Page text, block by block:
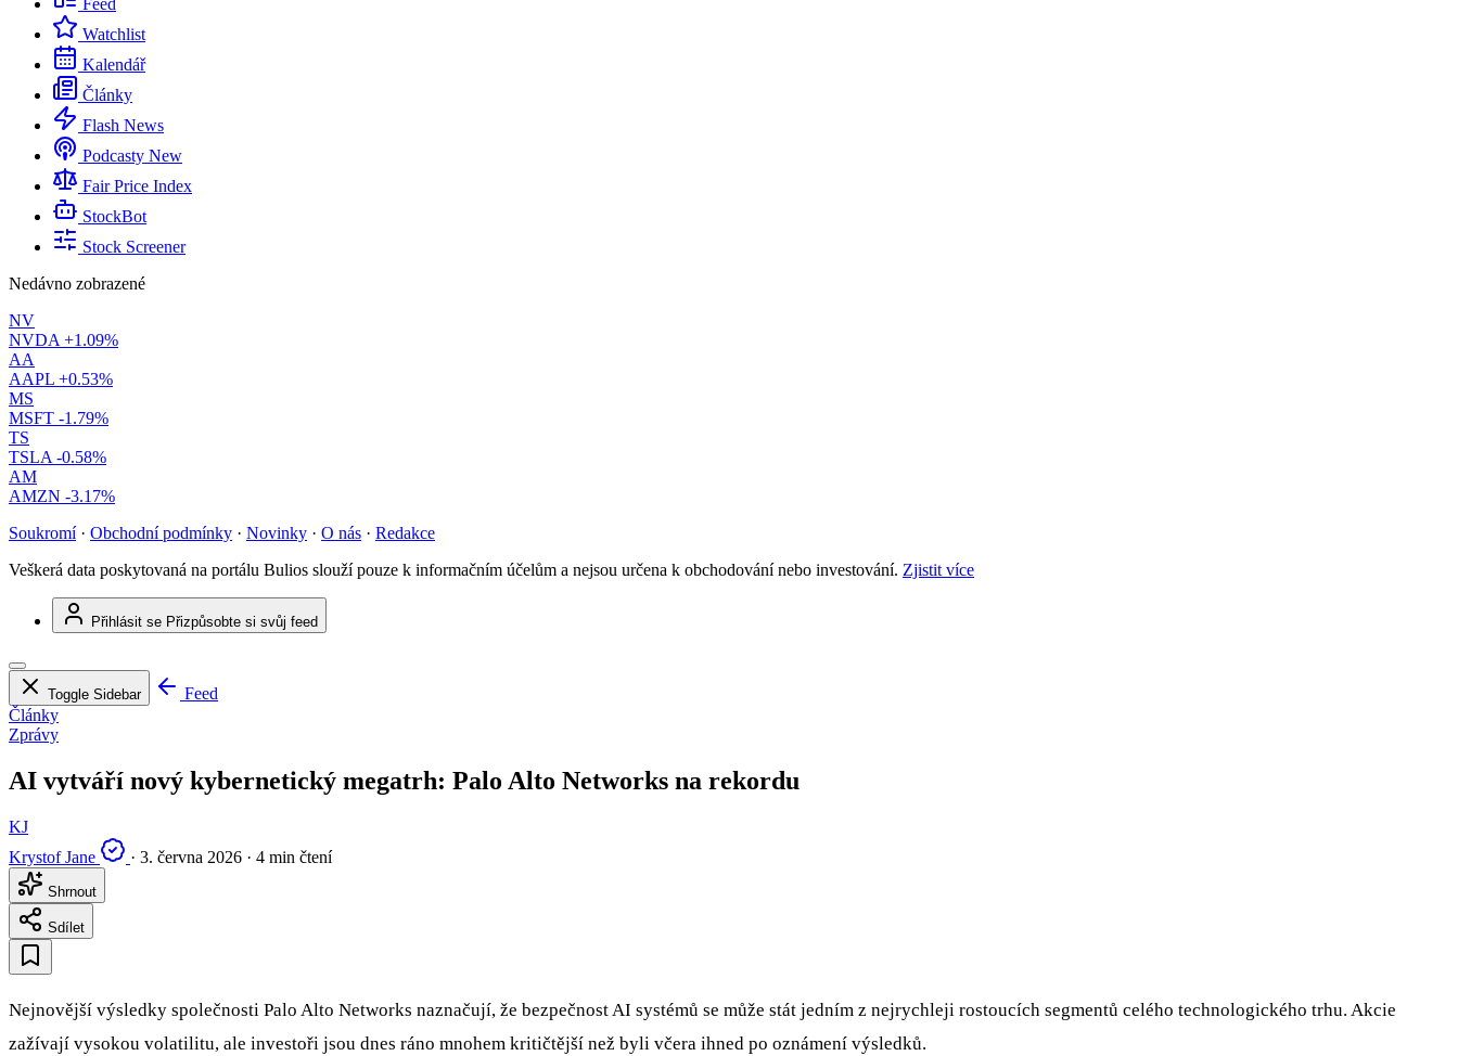
Feed
Watchlist
Kalendář
Články
Flash News
Podcasty New
Fair Price Index
StockBot
Stock Screener
Nedávno zobrazené
NV
NVDA +1.09%
AA
AAPL +0.53%
MS
MSFT -1.79%
TS
TSLA -0.58%
AM
AMZN -3.17%
Soukromí · Obchodní podmínky · Novinky · O nás · Redakce
Veškerá data poskytovaná na portálu Bulios slouží pouze k informačním účelům a nejsou určena k obchodování nebo investování. Zjistit více
Přihlásit se Přizpůsobte si svůj feed
Toggle Sidebar
Feed
Články
Zprávy
AI vytváří nový kybernetický megatrh: Palo Alto Networks na rekordu
KJ
Krystof Jane
· 3. června 2026 · 4 min čtení
Shrnout
Sdílet
Nejnovější výsledky společnosti Palo Alto Networks naznačují, že bezpečnost AI systémů se může stát jedním z nejrychleji rostoucích segmentů celého technologického trhu. Akcie
zažívají vysokou volatilitu, ale investoři jsou dnes ráno mnohem kritičtější než byli včera ihned po oznámení výsledků.